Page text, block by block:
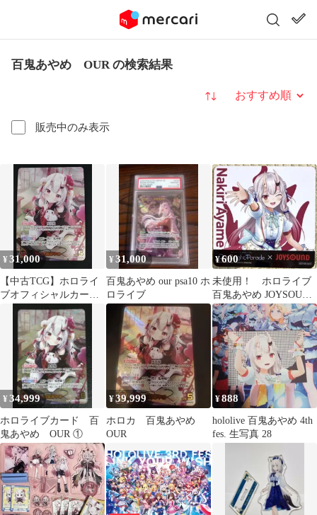
百鬼あやめ OUR の検索結果
販売中のみ表示
並び替え
¥31,000
【中古TCG】ホロライ
ブオフィシャルカード
ゲーム 百鬼あやめ
(hBP06-004)(OUR)【50-
60】
¥31,000
百鬼あやめ our psa10 ホ
ロライブ
¥600
未使用！ ホロライブ
百鬼あやめ JOYSOUND
コラボコースター お
まけ付
¥34,999
ホロライブカード 百
鬼あやめ OUR ①
¥39,999
ホロカ 百鬼あやめ
OUR
¥888
hololive 百鬼あやめ 4th
fes. 生写真 28